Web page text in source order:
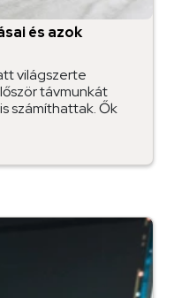
és azok
világszerte
távmunkát
számíthattak. Ők